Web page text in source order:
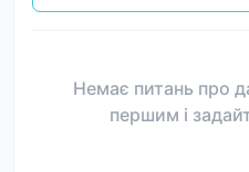
Немає питань про
першим і